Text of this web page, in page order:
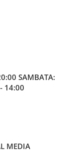
SAMBATA:
14:00
MEDIA